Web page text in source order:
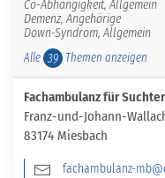
Co-Abhängigkeit, Allgemein
Demenz, Angehörige
Down-Syndrom, Allgemein
Alle 39 Themen anzeigen
Fachambulanz für
Franz-und-Johann-
83174 Miesbach
fachambulanz-